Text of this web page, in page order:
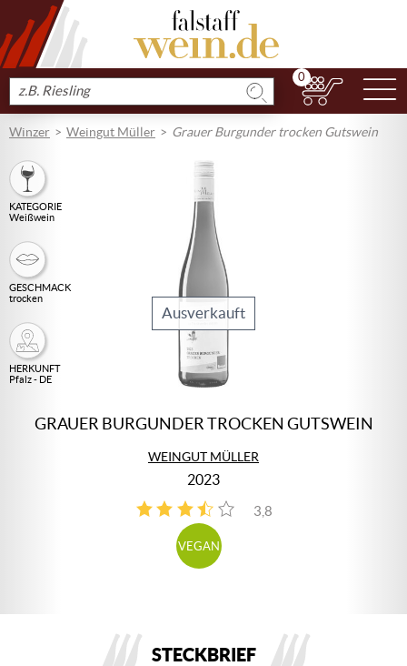
Produkt
suchen
0
Winzer Weingut Müller Grauer Burgunder trocken Gutswein
KATEGORIE
Weißwein
GESCHMACK
trocken
HERKUNFT
Pfalz - DE
Ausverkauft
GRAUER BURGUNDER TROCKEN GUTSWEIN
WEINGUT MÜLLER
2023
3,8
4
VEGAN
STECKBRIEF